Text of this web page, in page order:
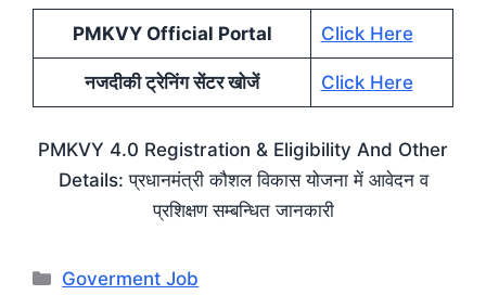
PMKVY Official Portal Click Here
नजदीकी ट्रेनिंग सेंटर खोजें Click Here
PMKVY 4.0 Registration & Eligibility And Other
Details: प्रधानमंत्री कौशल विकास योजना में आवेदन व
प्रशिक्षण सम्बन्धित जानकारी
Categories
Goverment Job